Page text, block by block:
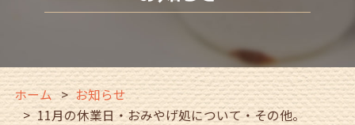
ホーム
お知らせ
11月の休業日・おみやげ処について・その他。